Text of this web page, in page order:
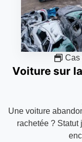
Cas
Voiture sur
Une voiture
rachetée ? Statut